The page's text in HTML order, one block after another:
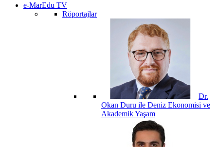
e-MarEdu TV
Röportajlar
Dr.
Okan Duru ile Deniz Ekonomisi ve
Akademik Yaşam